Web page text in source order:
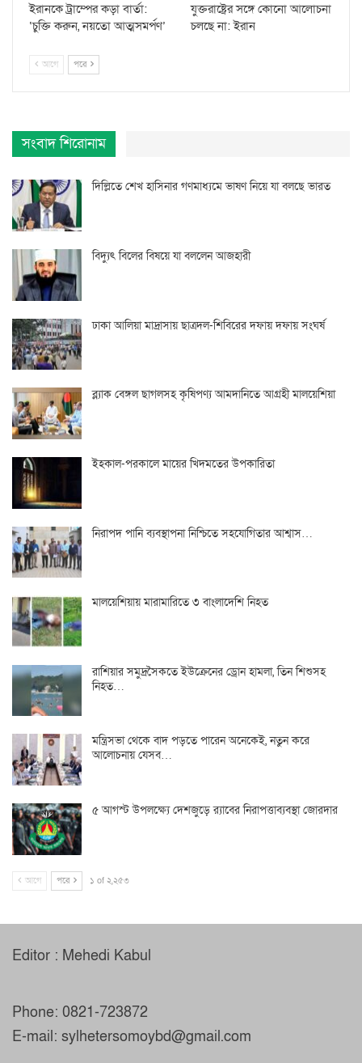
ইরানকে ট্রাম্পের কড়া বার্তা:
‘চুক্তি করুন, নয়তো আত্মসমর্পণ’
যুক্তরাষ্ট্রের সঙ্গে কোনো আলোচনা
চলছে না: ইরান
আগে পরে
সংবাদ শিরোনাম
দিল্লিতে শেখ হাসিনার গণমাধ্যমে ভাষণ নিয়ে যা বলছে ভারত
বিদ্যুৎ বিলের বিষয়ে যা বললেন আজহারী
ঢাকা আলিয়া মাদ্রাসায় ছাত্রদল-শিবিরের দফায় দফায় সংঘর্ষ
ব্ল্যাক বেঙ্গল ছাগলসহ কৃষিপণ্য আমদানিতে আগ্রহী মালয়েশিয়া
ইহকাল-পরকালে মায়ের খিদমতের উপকারিতা
নিরাপদ পানি ব্যবস্থাপনা নিশ্চিতে সহযোগিতার আশ্বাস…
মালয়েশিয়ায় মারামারিতে ৩ বাংলাদেশি নিহত
রাশিয়ার সমুদ্রসৈকতে ইউক্রেনের ড্রোন হামলা, তিন শিশুসহ
নিহত…
মন্ত্রিসভা থেকে বাদ পড়তে পারেন অনেকেই, নতুন করে
আলোচনায় যেসব…
৫ আগস্ট উপলক্ষ্যে দেশজুড়ে র‌্যাবের নিরাপত্তাব্যবস্থা জোরদার
আগে পরে ১ of ২,২৫৩
Editor : Mehedi Kabul
Phone: 0821-723872
E-mail: sylhetersomoybd@gmail.com